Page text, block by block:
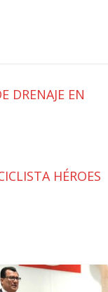
DRENAJE EN
HÉROES